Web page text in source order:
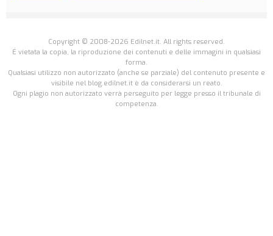
Copyright © 2008-2026 Edilnet.it. All rights reserved.
É vietata la copia, la riproduzione dei contenuti e delle immagini in qualsiasi
forma.
Qualsiasi utilizzo non autorizzato (anche se parziale) del contenuto presente e
visibile nel blog.edilnet.it è da considerarsi un reato.
Ogni plagio non autorizzato verrà perseguito per legge presso il tribunale di
competenza.